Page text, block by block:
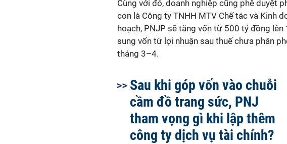
Cùng với đó, doanh nghiệp cũng phê duyệt
con là Công ty TNHH MTV Chế tác và Kinh
hoạch, PNJP sẽ tăng vốn từ 500 tỷ đồng
sung vốn từ lợi nhuận sau thuế chưa phân
tháng 3–4.
Sau khi góp vốn vào chuỗi
cầm đồ trang sức, PNJ
tham vọng gì khi lập thêm
công ty dịch vụ tài chính?